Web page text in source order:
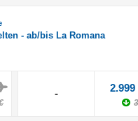
- ab/bis La Romana
- 2.999